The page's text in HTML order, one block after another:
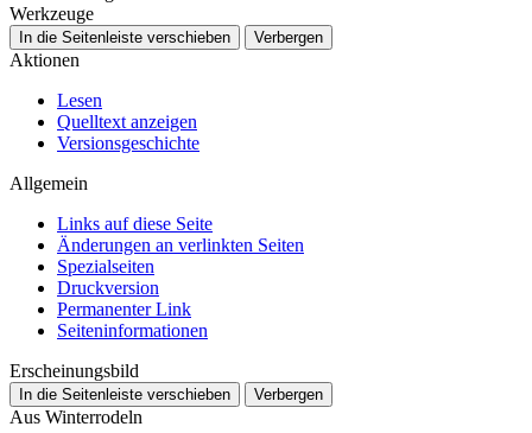
Werkzeuge
In die Seitenleiste verschieben Verbergen
Aktionen
Lesen
Quelltext anzeigen
Versionsgeschichte
Allgemein
Links auf diese Seite
Änderungen an verlinkten Seiten
Spezialseiten
Druckversion
Permanenter Link
Seiten­­informationen
Erscheinungsbild
In die Seitenleiste verschieben Verbergen
Aus Winterrodeln